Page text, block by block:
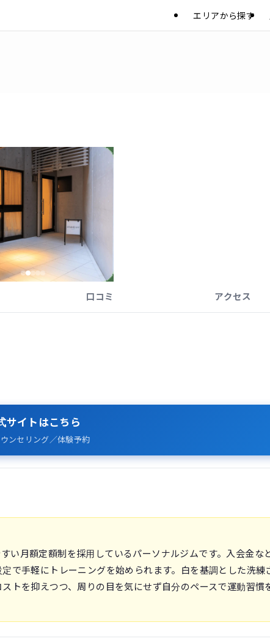
エリアから探す
口コミ アクセス
サイトはこちら
ンセリング／体験予約
い月額定額制を採用しているパーソナルジムです。入会金な
で手軽にトレーニングを始められます。白を基調とした洗練
トを抑えつつ、周りの目を気にせず自分のペースで運動習慣